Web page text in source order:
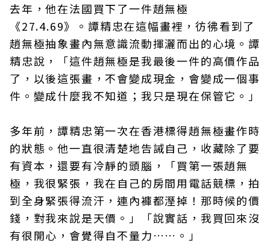
去年，他在法國買下了一件趙無極
《27.4.69》。譚精忠在這幅畫裡，彷彿看到了
趙無極抽象畫內無意識流動揮灑而出的心境。譚
精忠說，「這件趙無極是我最後一件的高價作品
了，以後這張畫，不會變成現金，會變成一個事
件。變成什麼我不知道；我只是現在保管它。」
多年前，譚精忠第一次在香港標得趙無極畫作時
的狀態。他一直很清楚地告誡自己，收藏除了要
有資本，還要有冷靜的頭腦，「買第一張趙無
極，我很緊張，我在自己的房間用電話競標，拍
到全身緊張得流汗，連內褲都溼掉！那時候的價
錢，對我來說是天價。」「說實話，我買回來沒
有很開心，會覺得自不量力……。」